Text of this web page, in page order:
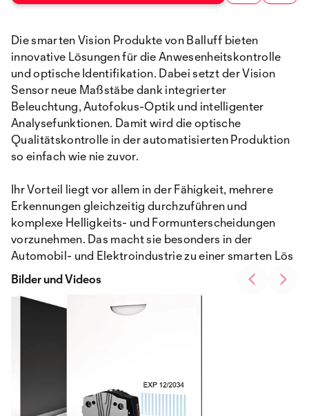
Die smarten Vision Produkte von Balluff bieten
innovative Lösungen für die Anwesenheitskontrolle
und optische Identifikation. Dabei setzt der Vision
Sensor neue Maßstäbe dank integrierter
Beleuchtung, Autofokus-Optik und intelligenter
Analysefunktionen. Damit wird die optische
Qualitätskontrolle in der automatisierten Produktion
so einfach wie nie zuvor.
Ihr Vorteil liegt vor allem in der Fähigkeit, mehrere
Erkennungen gleichzeitig durchzuführen und
komplexe Helligkeits- und Formunterscheidungen
vorzunehmen. Das macht sie besonders in der
Automobil- und Elektroindustrie zu einer smarten Lös
Bilder und Videos